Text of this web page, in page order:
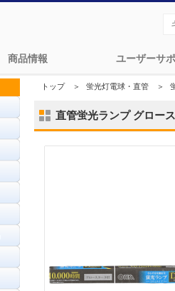
商品情報 ユーザーサ
トップ＞ 蛍光灯電球・直管 ＞
直管蛍光ランプ グロー